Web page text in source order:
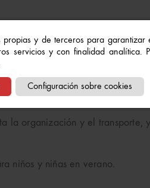
propias y de terceros para garantizar
servicios y con finalidad analítica.
Configuración sobre cookies
una toalla suave y
protege del sol durante las
tonos llamativos que encantan
la organización y el
niños y niñas en verano.